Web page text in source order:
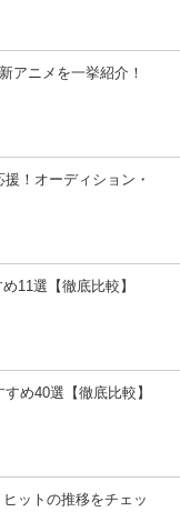
アニメを一挙紹介！
！オーディション・
11選【徹底比較】
め40選【徹底比較】
ットの推移をチェッ